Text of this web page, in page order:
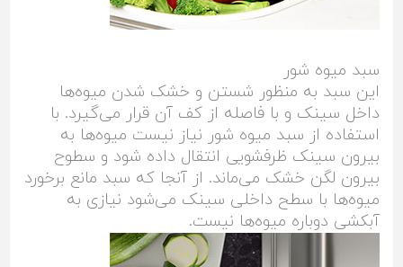
سبد میوه شور
این سبد به منظور شستن و خشک شدن میوه‌ها
داخل سینک و با فاصله از کف آن قرار می‌گیرد. با
استفاده از سبد میوه شور نیاز نیست میوه‌ها به
بیرون سینک ظرفشویی انتقال داده شود و سطوح
بیرون لگن خشک می‌ماند. از آنجا که سبد مانع برخورد
میوه‌ها با سطح داخلی سینک می‌شود نیازی به
آبکشی دوباره میوه‌ها نیست.